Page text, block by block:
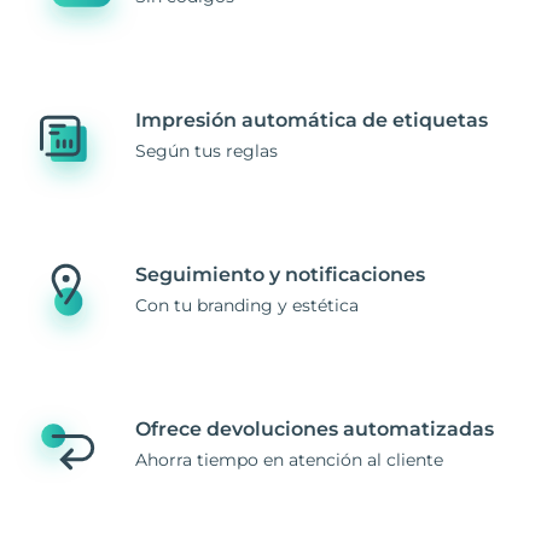
Impresión automática de etiquetas
Según tus reglas
Seguimiento y notificaciones
Con tu branding y estética
Ofrece devoluciones automatizadas
Ahorra tiempo en atención al cliente